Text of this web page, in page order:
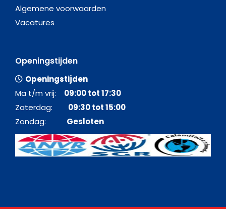
Algemene voorwaarden
Vacatures
Openingstijden
Openingstijden
Ma t/m vrij: 09:00 tot 17:30
Zaterdag: 09:30 tot 15:00
Zondag: Gesloten